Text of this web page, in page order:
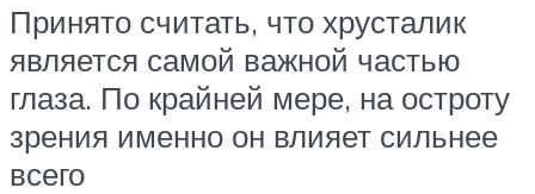
Принято считать, что хрусталик
является самой важной частью
глаза. По крайней мере, на остроту
зрения именно он влияет сильнее
всего